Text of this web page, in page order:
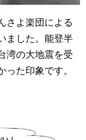
さよ楽団による
ました。能登半
湾の大地震を受
た印象です。